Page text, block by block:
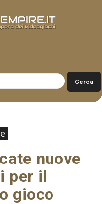
nuove
per il
gioco